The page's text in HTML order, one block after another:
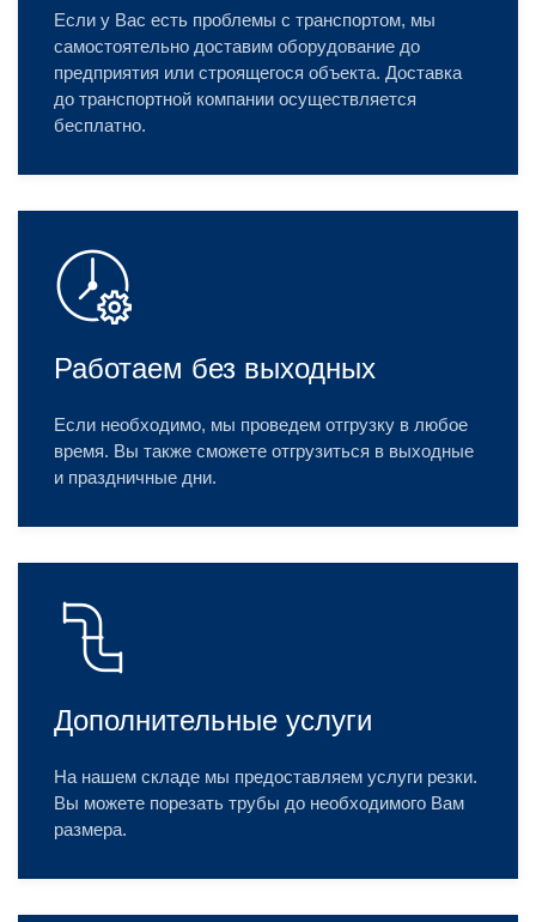
Если у Вас есть проблемы с транспортом, мы
самостоятельно доставим оборудование до
предприятия или строящегося объекта. Доставка
до транспортной компании осуществляется
бесплатно.
Работаем без выходных
Если необходимо, мы проведем отгрузку в любое
время. Вы также сможете отгрузиться в выходные
и праздничные дни.
Дополнительные услуги
На нашем складе мы предоставляем услуги резки.
Вы можете порезать трубы до необходимого Вам
размера.